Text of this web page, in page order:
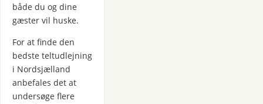
både du og dine
gæster vil huske.
For at finde den
bedste teltudlejning
i Nordsjælland
anbefales det at
undersøge flere